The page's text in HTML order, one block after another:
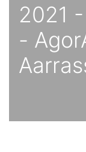
2021
-